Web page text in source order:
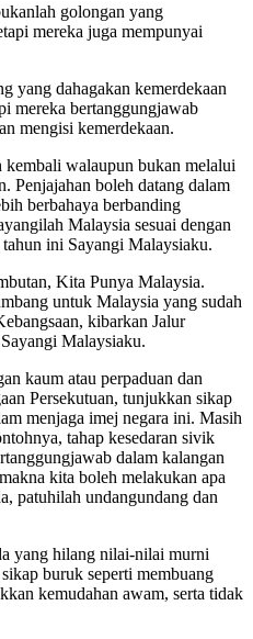
golongan yang
mereka juga mempunyai
yang dahagakan kemerdekaan
mereka bertanggungjawab
mengisi kemerdekaan.
walaupun bukan melalui
Penjajahan boleh datang dalam
berbahaya berbanding
Malaysia sesuai dengan
ini Sayangi Malaysiaku.
Kita Punya Malaysia.
untuk Malaysia yang sudah
kibarkan Jalur
Malaysiaku.
kaum atau perpaduan dan
Persekutuan, tunjukkan sikap
menjaga imej negara ini. Masih
tahap kesedaran sivik
dalam kalangan
kita boleh melakukan apa
patuhilah undangundang dan
yang hilang nilai-nilai murni
buruk seperti membuang
kemudahan awam, serta tidak